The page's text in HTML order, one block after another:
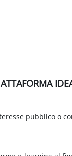
pubblico o